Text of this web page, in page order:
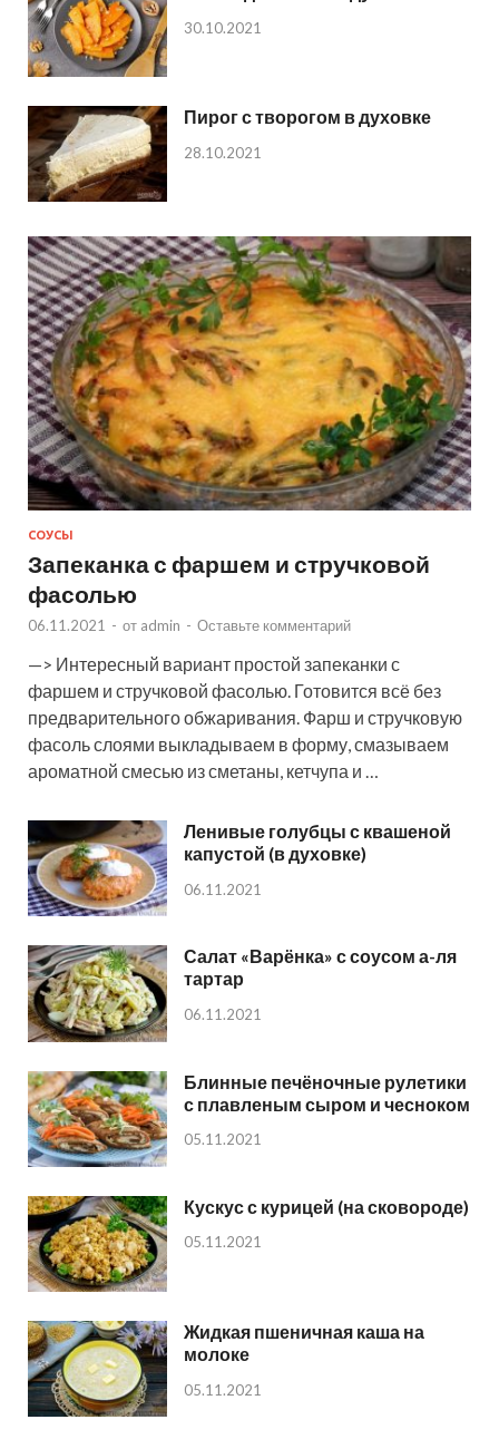
30.10.2021
Пирог с творогом в духовке
28.10.2021
СОУСЫ
Запеканка с фаршем и стручковой
фасолью
06.11.2021 - от admin - Оставьте комментарий
—> Интересный вариант простой запеканки с
фаршем и стручковой фасолью. Готовится всё без
предварительного обжаривания. Фарш и стручковую
фасоль слоями выкладываем в форму, смазываем
ароматной смесью из сметаны, кетчупа и …
Ленивые голубцы с квашеной
капустой (в духовке)
06.11.2021
Салат «Варёнка» с соусом а-ля
тартар
06.11.2021
Блинные печёночные рулетики
с плавленым сыром и чесноком
05.11.2021
Кускус с курицей (на сковороде)
05.11.2021
Жидкая пшеничная каша на
молоке
05.11.2021